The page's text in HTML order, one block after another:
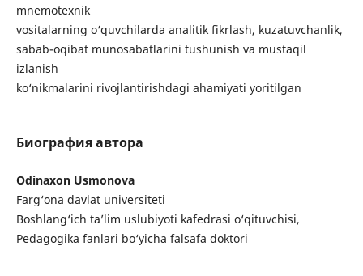
mnemotexnik
vositalarning o‘quvchilarda analitik fikrlash, kuzatuvchanlik,
sabab-oqibat munosabatlarini tushunish va mustaqil
izlanish
ko‘nikmalarini rivojlantirishdagi ahamiyati yoritilgan
Биография автора
Odinaxon Usmonova
Farg‘ona davlat universiteti
Boshlang‘ich ta’lim uslubiyoti kafedrasi o‘qituvchisi,
Pedagogika fanlari bo‘yicha falsafa doktori